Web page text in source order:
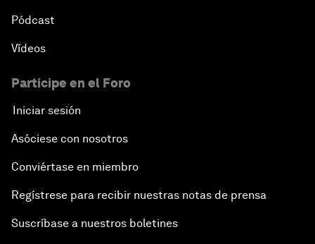
Pódcast
Vídeos
Participe en el Foro
Iniciar sesión
Asóciese con nosotros
Conviértase en miembro
Regístrese para recibir nuestras notas de prensa
Suscríbase a nuestros boletines